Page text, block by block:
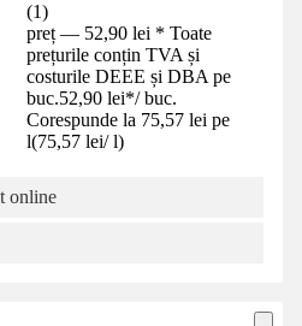
(1)
preț — 52,90 lei * Toate
prețurile conțin TVA și
costurile DEEE și DBA pe
buc.52,90 lei*/ buc.
Corespunde la 75,57 lei pe
l(75,57 lei/ l)
online